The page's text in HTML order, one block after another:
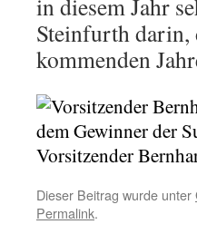
in diesem Jahr
Steinfurth darin,
kommenden
Vorsitzender
Dieser Beitrag wurde unter
Permalink.